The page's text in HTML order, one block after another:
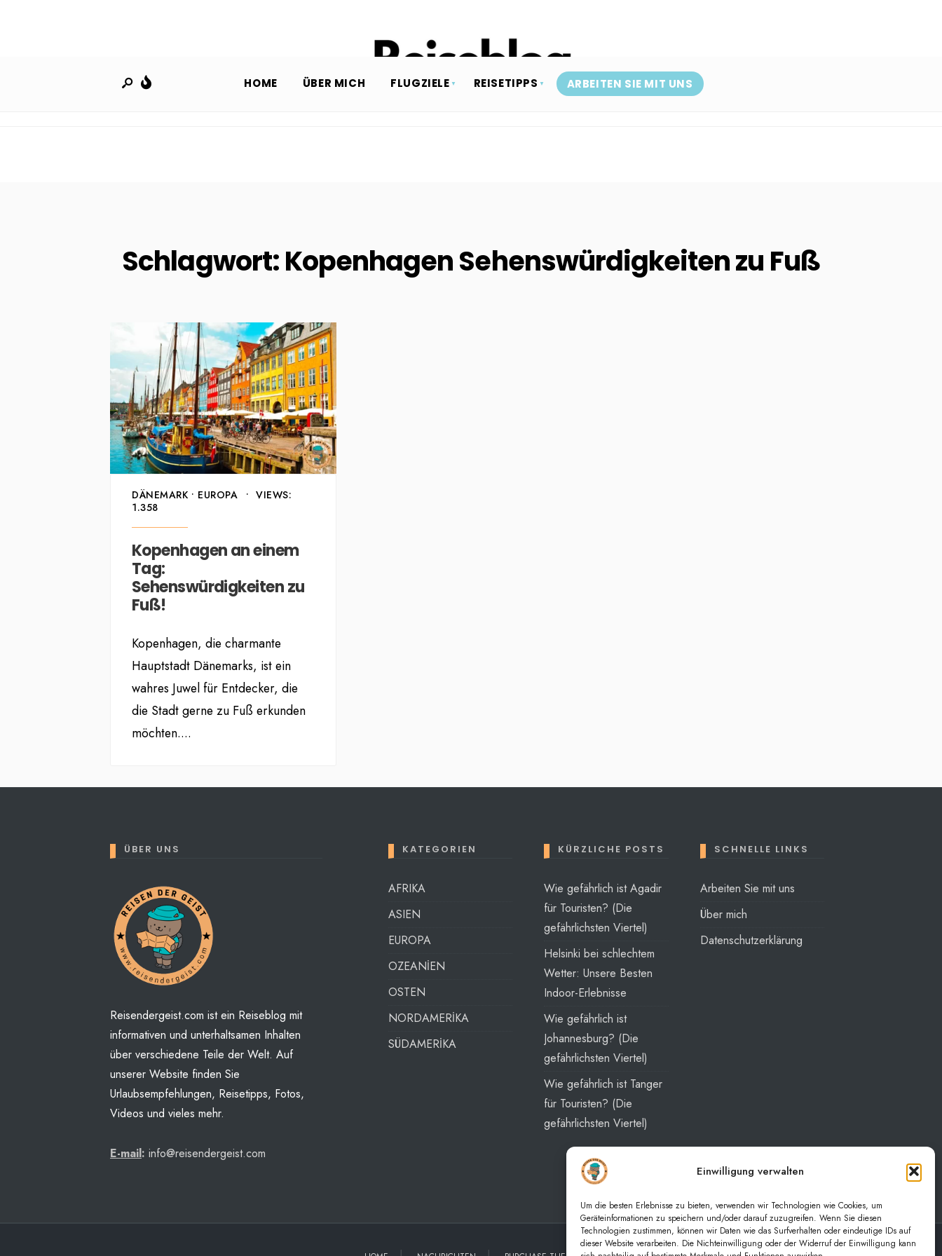
Einwilligung verwalten
Um die besten Erlebnisse zu bieten, verwenden wir Technologien wie Cookies, um
Geräteinformationen zu speichern und/oder darauf zuzugreifen. Wenn Sie diesen
Technologien zustimmen, können wir Daten wie das Surfverhalten oder eindeutige IDs auf
dieser Website verarbeiten. Die Nichteinwilligung oder der Widerruf der Einwilligung kann
HOME ÜBER MICH FLUGZIELE REISETIPPS ARBEITEN SIE MIT UNS
Schlagwort:Kopenhagen Sehenswürdigkeiten zu Fuß
DÄNEMARK • EUROPA • VIEWS:
1.358
Kopenhagen an einem
Tag:
Sehenswürdigkeiten zu
Fuß!
Kopenhagen, die charmante
Hauptstadt Dänemarks, ist ein
wahres Juwel für Entdecker, die
die Stadt gerne zu Fuß erkunden
möchten....
ÜBER UNS
Reisendergeist.com ist ein Reiseblog mit
informativen und unterhaltsamen Inhalten
über verschiedene Teile der Welt. Auf
unserer Website finden Sie
Urlaubsempfehlungen, Reisetipps, Fotos,
Videos und vieles mehr.
E-mail: info@reisendergeist.com
KATEGORIEN
AFRIKA
ASIEN
EUROPA
OZEANİEN
OSTEN
NORDAMERİKA
SÜDAMERİKA
KÜRZLICHE POSTS
Wie gefährlich ist Agadir
für Touristen? (Die
gefährlichsten Viertel)
Helsinki bei schlechtem
Wetter: Unsere Besten
Indoor-Erlebnisse
Wie gefährlich ist
Johannesburg? (Die
gefährlichsten Viertel)
Wie gefährlich ist Tanger
für Touristen? (Die
gefährlichsten Viertel)
SCHNELLE LINKS
Arbeiten Sie mit uns
Über mich
Datenschutzerklärung